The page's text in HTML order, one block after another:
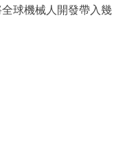
球機械人開發帶入幾